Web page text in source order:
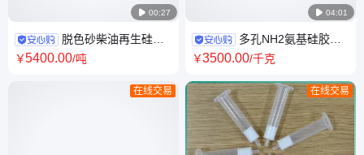
 00:27
脱色砂柴油再生硅胶
砂生产脱色去味去杂质邦凯材
￥5400.00/吨
在线交易
 04:01
多孔NH2氨基硅胶微
球 固相分散净化 植物激素提取
￥3500.00/千克
在线交易